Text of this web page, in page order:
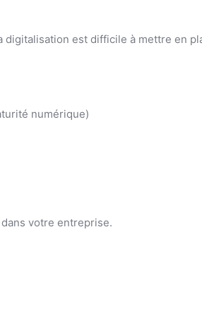
digitalisation est difficile à mettre en
numérique)
votre entreprise.